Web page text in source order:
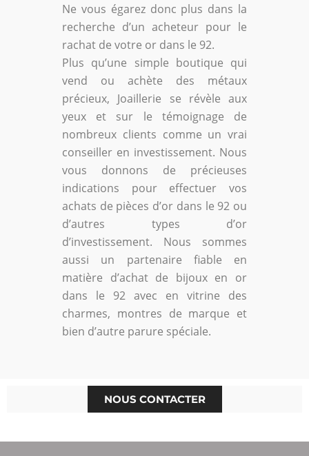
Ne vous égarez donc plus dans la
recherche d’un acheteur pour le
rachat de votre or dans le 92.
Plus qu’une simple boutique qui
vend ou achète des métaux
précieux, Joaillerie se révèle aux
yeux et sur le témoignage de
nombreux clients comme un vrai
conseiller en investissement. Nous
vous donnons de précieuses
indications pour effectuer vos
achats de pièces d’or dans le 92 ou
d’autres types d’or
d’investissement. Nous sommes
aussi un partenaire fiable en
matière d’achat de bijoux en or
dans le 92 avec en vitrine des
charmes, montres de marque et
bien d’autre parure spéciale.
NOUS CONTACTER